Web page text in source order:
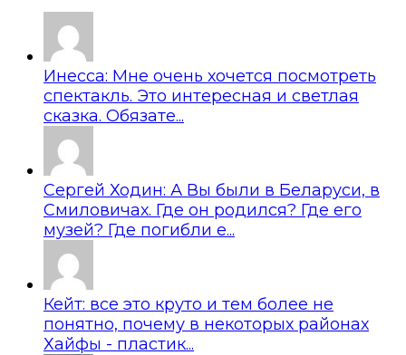
Инесса: Мне очень хочется посмотреть
спектакль. Это интересная и светлая
сказка. Обязате...
Сергей Ходин: А Вы были в Беларуси, в
Смиловичах. Где он родился? Где его
музей? Где погибли е...
Кейт: все это круто и тем более не
понятно, почему в некоторых районах
Хайфы - пластик...